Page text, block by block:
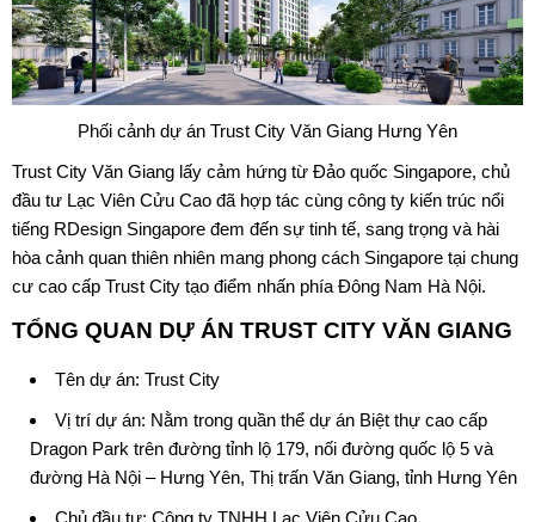
Phối cảnh dự án Trust City Văn Giang Hưng Yên
Trust City Văn Giang lấy cảm hứng từ Đảo quốc Singapore, chủ
đầu tư Lạc Viên Cửu Cao đã hợp tác cùng công ty kiến trúc nổi
tiếng RDesign Singapore đem đến sự tinh tế, sang trọng và hài
hòa cảnh quan thiên nhiên mang phong cách Singapore tại chung
cư cao cấp Trust City tạo điểm nhấn phía Đông Nam Hà Nội.
TỔNG QUAN DỰ ÁN TRUST CITY VĂN GIANG
Tên dự án: Trust City
Vị trí dự án: Nằm trong quần thể dự án Biệt thự cao cấp
Dragon Park trên đường tỉnh lộ 179, nối đường quốc lộ 5 và
đường Hà Nội – Hưng Yên, Thị trấn Văn Giang, tỉnh Hưng Yên
Chủ đầu tư: Công ty TNHH Lạc Viên Cửu Cao.